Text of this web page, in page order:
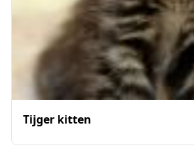
Tijger kitten